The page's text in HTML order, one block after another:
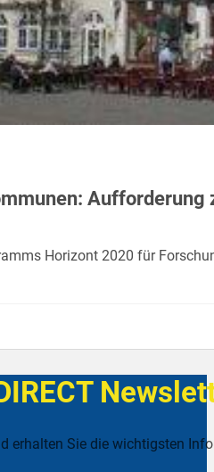
Aufforderung
Horizont 2020 für
erhalten Sie die wichtigsten